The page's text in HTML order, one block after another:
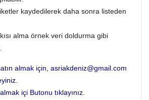
kaydedilerek daha sonra listeden
alma örnek veri doldurma gibi
almak için, asriakdeniz@gmail.com
içi Butonu tıklayınız.